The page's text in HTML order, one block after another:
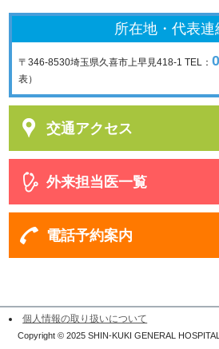
交通アクセス
外来担当医一覧
電話予約案内
所在地・代表連
〒346-8530埼玉県久喜市上早見418-1 TEL：
表）
個人情報の取り扱いについて
Copyright © 2025 SHIN-KUKI GENERAL